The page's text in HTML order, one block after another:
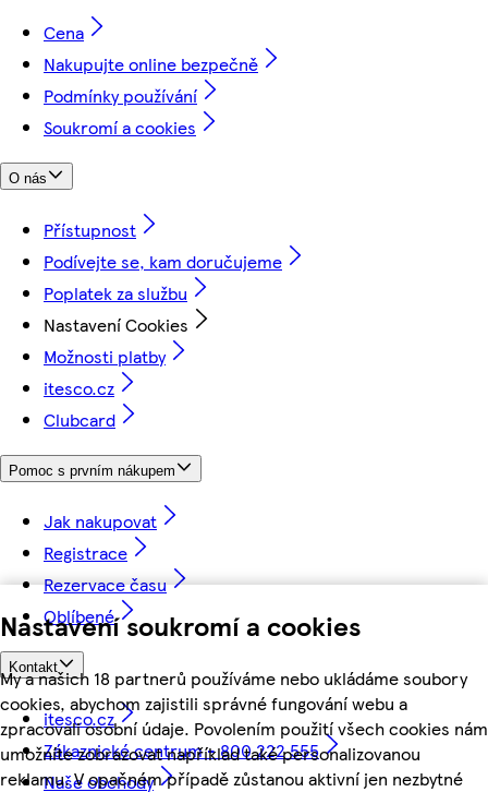
Nastavení soukromí a cookies
My a našich 18 partnerů používáme nebo ukládáme soubory
cookies, abychom zajistili správné fungování webu a
zpracovali osobní údaje. Povolením použití všech cookies nám
umožníte zobrazovat například také personalizovanou
reklamu. V opačném případě zůstanou aktivní jen nezbytné
Cena
Nakupujte online bezpečně
Podmínky používání
Soukromí a cookies
O nás
Přístupnost
Podívejte se, kam doručujeme
Poplatek za službu
Nastavení Cookies
Možnosti platby
itesco.cz
Clubcard
Pomoc s prvním nákupem
Jak nakupovat
Registrace
Rezervace času
Oblíbené
Kontakt
itesco.cz
Zákaznické centrum - 800 222 555
Naše obchody